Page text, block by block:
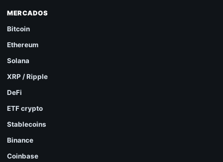
MERCADOS
Bitcoin
Ethereum
Solana
XRP / Ripple
DeFi
ETF crypto
Stablecoins
Binance
Coinbase